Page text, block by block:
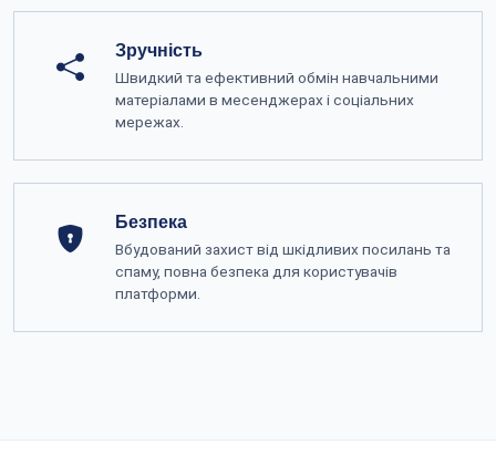
Зручність
Швидкий та ефективний обмін навчальними
матеріалами в месенджерах і соціальних
мережах.
Безпека
Вбудований захист від шкідливих посилань та
спаму, повна безпека для користувачів
платформи.